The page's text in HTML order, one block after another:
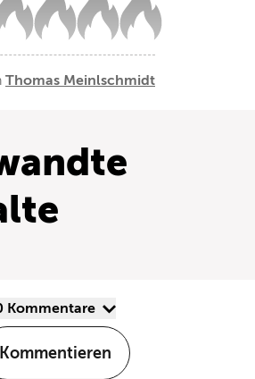
Thomas Meinlschmidt
0 Kommentare
Kommentieren